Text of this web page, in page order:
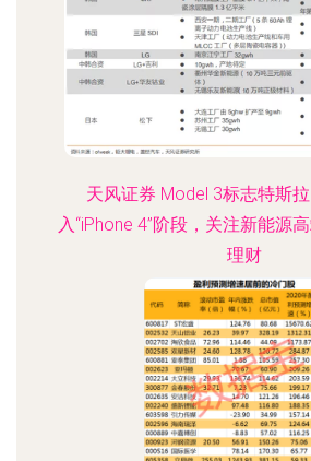
天风证券 Model 3标志特斯拉
入“iPhone 4”阶段，关注新能源
理财